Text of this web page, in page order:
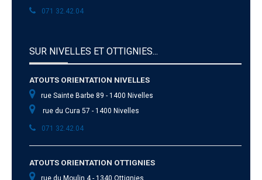
071 32.42.04
SUR NIVELLES ET OTTIGNIES...
ATOUTS ORIENTATION NIVELLES
rue Sainte Barbe 89 - 1400 Nivelles
rue du Cura 57 - 1400 Nivelles
071 32.42.04
ATOUTS ORIENTATION OTTIGNIES
rue du Moulin 4 - 1340 Ottignies